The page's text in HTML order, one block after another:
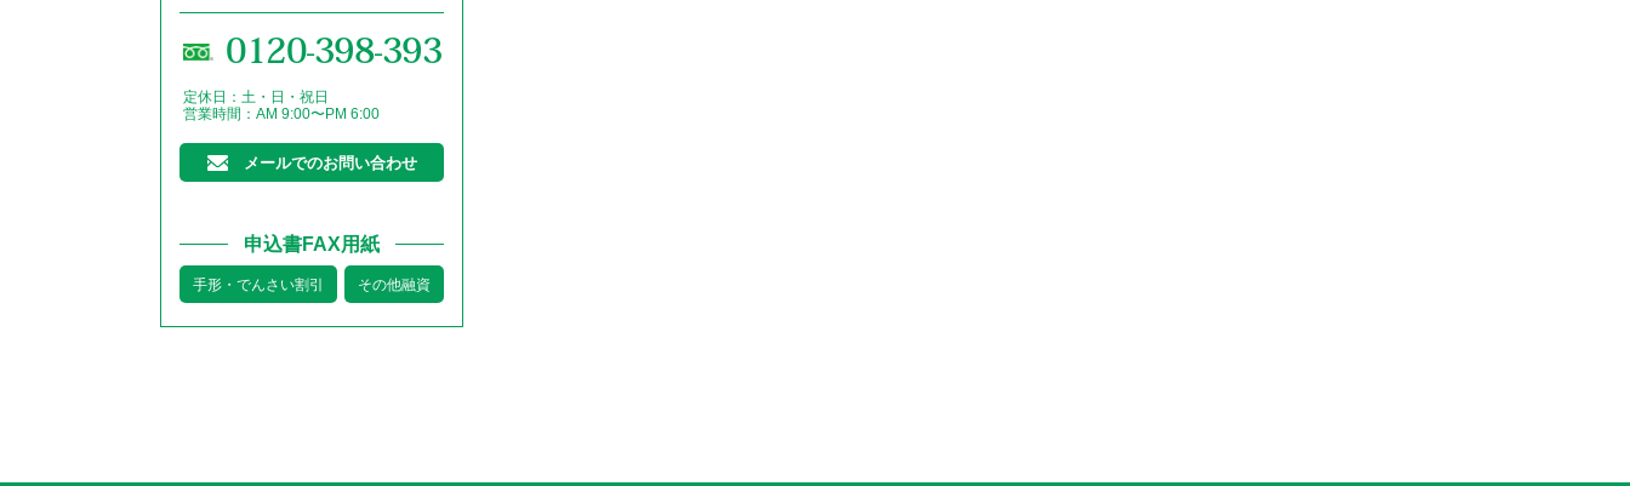
0120-398-393
定休日：土・日・祝日
営業時間：AM 9:00〜PM 6:00
メールでのお問い合わせ
申込書FAX用紙
手形・でんさい割引 その他融資